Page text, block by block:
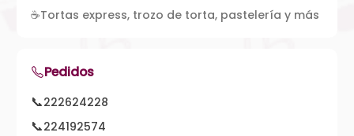
☕Tortas express, trozo de torta, pastelería y más
Pedidos
📞222624228
📞224192574